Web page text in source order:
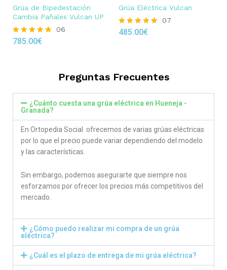
Grúa de Bipedestación
Cambia Pañales Vulcan UP
Rated
06
785.00€
Grúa Eléctrica Vulcan
Rated
07
485.00€
Preguntas Frecuentes
¿Cuánto cuesta una grúa eléctrica en Hueneja -
Granada?
En Ortopedia Social ofrecemos de varias grúas eléctricas
por lo que el precio puede variar dependiendo del modelo
y las características.
Sin embargo, podemos asegurarte que siempre nos
esforzamos por ofrecer los precios más competitivos del
mercado.
¿Cómo puedo realizar mi compra de un grúa
eléctrica?
¿Cuál es el plazo de entrega de mi grúa eléctrica?